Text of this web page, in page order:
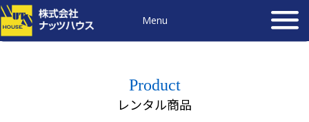
Menu
Product
レンタル商品